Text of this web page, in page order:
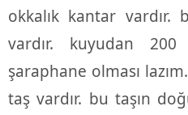
okkalık kantar
vardır. kuyudan
şaraphane olması
taş vardır. bu taşın